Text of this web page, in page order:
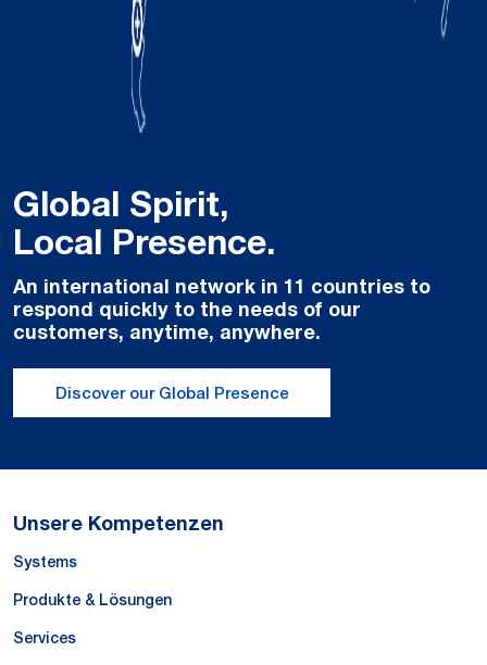
Global Spirit,
Local Presence.
An international network in 11 countries to
respond quickly to the needs of our
customers, anytime, anywhere.
Discover our Global Presence
Unsere Kompetenzen
Systems
Produkte & Lösungen
Services